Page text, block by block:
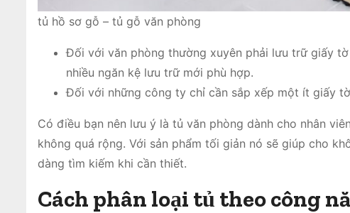
tủ hồ sơ gỗ – tủ gỗ văn phòng
Đối với văn phòng thường xuyên phải lưu trữ giấy
nhiều ngăn kệ lưu trữ mới phù hợp.
Đối với những công ty chỉ cần sắp xếp một ít giấy
Có điều bạn nên lưu ý là tủ văn phòng dành cho nhân
không quá rộng. Với sản phẩm tối giản nó sẽ giúp cho
dàng tìm kiếm khi cần thiết.
Cách phân loại tủ theo công